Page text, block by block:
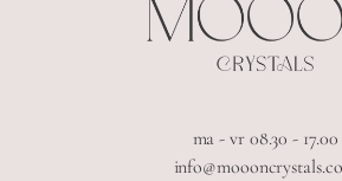
ma - vr 08.30 - 17.00